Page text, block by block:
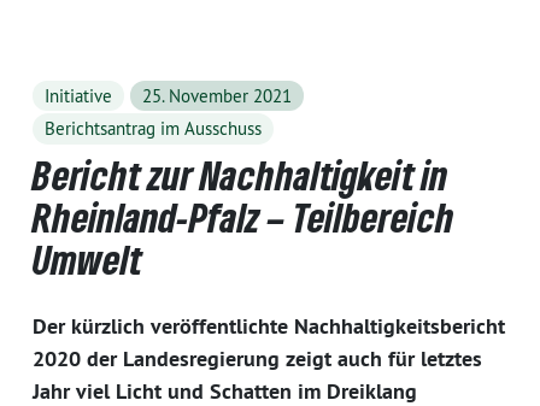
Initiative
25. November 2021
Berichtsantrag im Ausschuss
Bericht zur Nachhaltigkeit in
Rheinland-Pfalz – Teilbereich
Umwelt
Der kürzlich veröffentlichte Nachhaltigkeitsbericht
2020 der Landesregierung zeigt auch für letztes
Jahr viel Licht und Schatten im Dreiklang